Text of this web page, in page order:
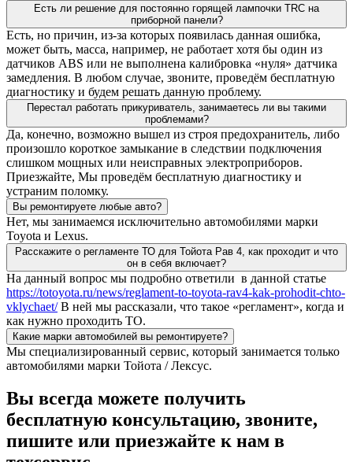
Есть ли решение для постоянно горящей лампочки TRC на
приборной панели?
Есть, но причин, из-за которых появилась данная ошибка,
может быть, масса, например, не работает хотя бы один из
датчиков ABS или не выполнена калибровка «нуля» датчика
замедления. В любом случае, звоните, проведём бесплатную
диагностику и будем решать данную проблему.
Перестал работать прикуриватель, занимаетесь ли вы такими
проблемами?
Да, конечно, возможно вышел из строя предохранитель, либо
произошло короткое замыкание в следствии подключения
слишком мощных или неисправных электроприборов.
Приезжайте, Мы проведём бесплатную диагностику и
устраним поломку.
Вы ремонтируете любые авто?
Нет, мы занимаемся исключительно автомобилями марки
Toyota и Lexus.
Расскажите о регламенте ТО для Тойота Рав 4, как проходит и что
он в себя включает?
На данный вопрос мы подробно ответили в данной статье
https://totoyota.ru/news/reglament-to-toyota-rav4-kak-prohodit-chto-
vklychaet/В ней мы рассказали, что такое «регламент», когда и
как нужно проходить ТО.
Какие марки автомобилей вы ремонтируете?
Мы специализированный сервис, который занимается только
автомобилями марки Тойота / Лексус.
Вы всегда можете получить
бесплатную консультацию, звоните,
пишите или приезжайте к нам в